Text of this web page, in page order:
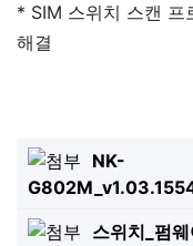
* SIM 스위치 스캔 프
해결
NK-
스위치_펌